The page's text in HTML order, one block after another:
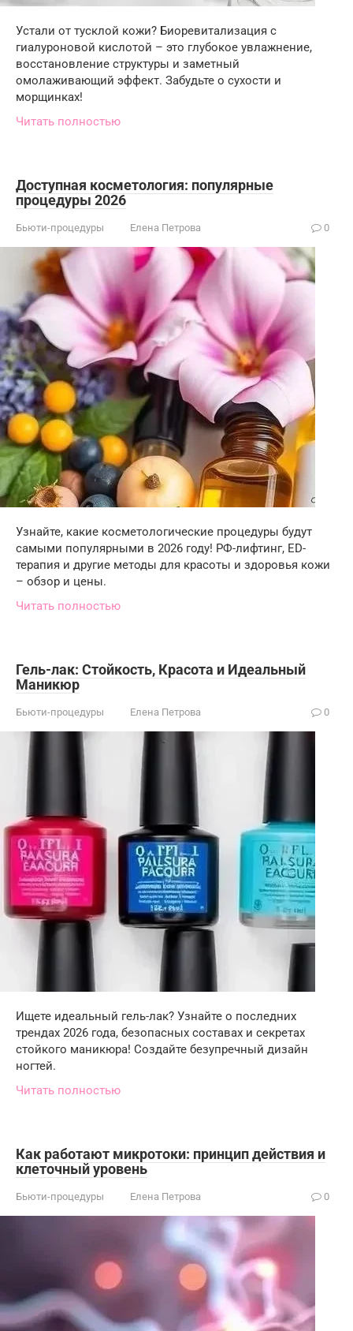
Устали от тусклой кожи? Биоревитализация с
гиалуроновой кислотой – это глубокое увлажнение,
восстановление структуры и заметный
омолаживающий эффект. Забудьте о сухости и
морщинках!
Читать полностью
Доступная косметология: популярные
процедуры 2026
Бьюти-процедуры Елена Петрова 0
Узнайте, какие косметологические процедуры будут
самыми популярными в 2026 году! РФ-лифтинг, ED-
терапия и другие методы для красоты и здоровья кожи
– обзор и цены.
Читать полностью
Гель-лак: Стойкость, Красота и Идеальный
Маникюр
Бьюти-процедуры Елена Петрова 0
Ищете идеальный гель-лак? Узнайте о последних
трендах 2026 года, безопасных составах и секретах
стойкого маникюра! Создайте безупречный дизайн
ногтей.
Читать полностью
Как работают микротоки: принцип действия и
клеточный уровень
Бьюти-процедуры Елена Петрова 0